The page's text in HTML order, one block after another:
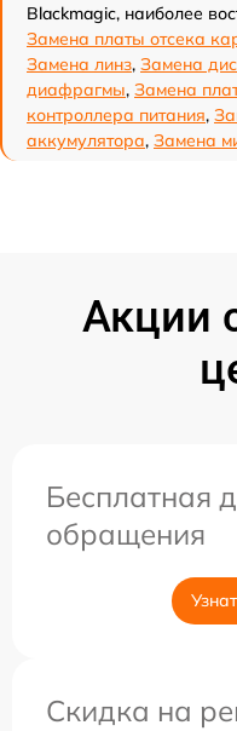
Blackmagic, наиболее
Замена платы отсека
Замена линз, Замена
диафрагмы, Замена
контроллера питания,
аккумулятора, Замена
Акции
Бесплатная
обращения
Скидка на